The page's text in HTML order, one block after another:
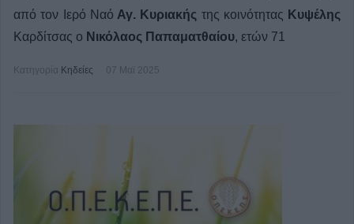
από τον Ιερό Ναό Αγ. Κυριακής της κοινότητας Κυψέλης
Καρδίτσας ο Νικόλαος Παπαματθαίου, ετών 71
Κατηγορία Κηδείες 07 Μαϊ 2025